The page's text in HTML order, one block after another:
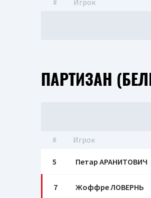
# Игрок
ПАРТИЗАН
# Игрок
5 Петар АРАНИТОВИЧ
7 Жоффре ЛОВЕРНЬ